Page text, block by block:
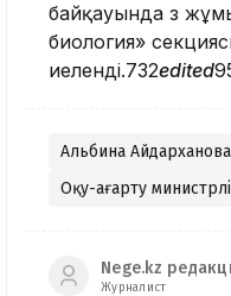
байқауында өз
биология»
иеленді.732edited
Альбина Айдарханова
Оқу-ағарту
Nege.kz
Журналист